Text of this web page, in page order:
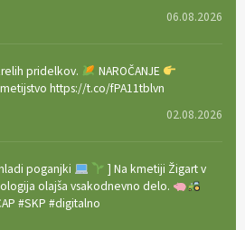
06.08.2026
pridelkov.
NAROČANJE
https://t.co/fPA11tblvn
02.08.2026
poganjki
] Na kmetiji Žigart v
olajša vsakodnevno delo.
#SKP #digitalno